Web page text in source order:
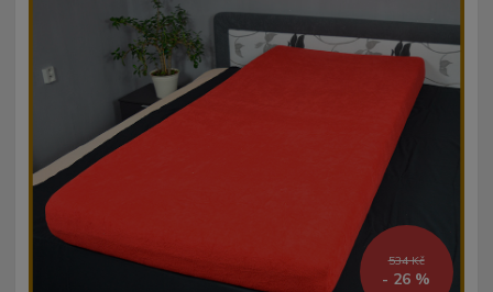
534 Kč
- 26 %